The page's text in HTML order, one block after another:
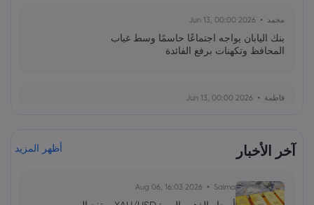
محمد 2026 Jun 13, 00:00
بنك اليابان يواجه اجتماعًا حاسمًا وسط غياب
المحافظ وتكهنات برفع الفائدة
فاطمة 2026 Jun 13, 00:00
توقعات انسداد مضيق هرمز والتحديات
آخر الأخبار أظهر المزيد
Salma
2026 Aug 06, 16:03